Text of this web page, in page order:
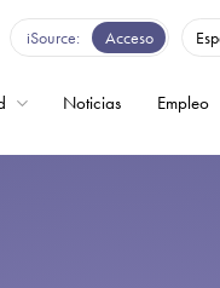
iSource Acceso
Noticias Empleo